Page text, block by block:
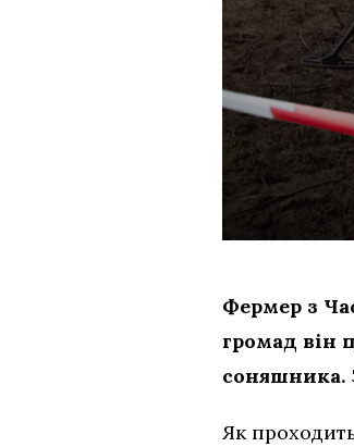
Фермер з
громад він
соняшника.
Як